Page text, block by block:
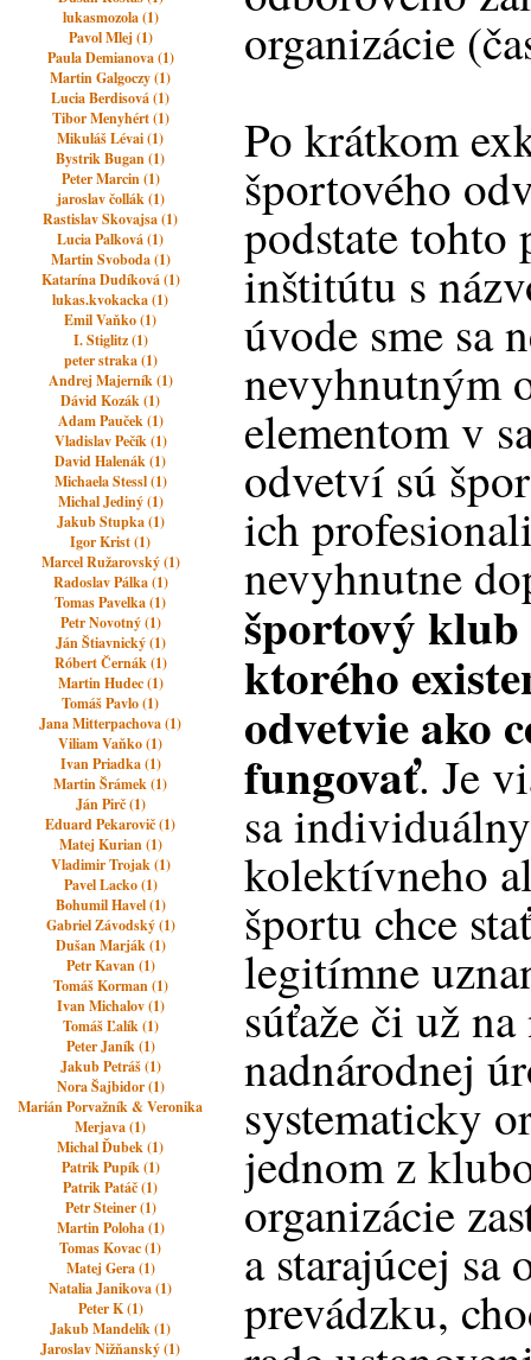
lukasmozola (1)
Pavol Mlej (1)
Paula Demianova (1)
Martin Galgoczy (1)
Lucia Berdisová (1)
Tibor Menyhért (1)
Mikuláš Lévai (1)
Bystrik Bugan (1)
Peter Marcin (1)
jaroslav čollák (1)
Rastislav Skovajsa (1)
Lucia Palková (1)
Martin Svoboda (1)
Katarína Dudíková (1)
lukas.kvokacka (1)
Emil Vaňko (1)
I. Stiglitz (1)
peter straka (1)
Andrej Majerník (1)
Dávid Kozák (1)
Adam Pauček (1)
Vladislav Pečík (1)
David Halenák (1)
Michaela Stessl (1)
Michal Jediný (1)
Jakub Stupka (1)
Igor Krist (1)
Marcel Ružarovský (1)
Radoslav Pálka (1)
Tomas Pavelka (1)
Petr Novotný (1)
Ján Štiavnický (1)
Róbert Černák (1)
Martin Hudec (1)
Tomáš Pavlo (1)
Jana Mitterpachova (1)
Viliam Vaňko (1)
Ivan Priadka (1)
Martin Šrámek (1)
Ján Pirč (1)
Eduard Pekarovič (1)
Matej Kurian (1)
Vladimir Trojak (1)
Pavel Lacko (1)
Bohumil Havel (1)
Gabriel Závodský (1)
Dušan Marják (1)
Petr Kavan (1)
Tomáš Korman (1)
Ivan Michalov (1)
Tomáš Ľalík (1)
Peter Janík (1)
Jakub Petráš (1)
Nora Šajbidor (1)
Marián Porvažník & Veronika
Merjava (1)
Michal Ďubek (1)
Patrik Pupík (1)
Patrik Patáč (1)
Petr Steiner (1)
Martin Poloha (1)
Tomas Kovac (1)
Matej Gera (1)
Natalia Janikova (1)
Peter K (1)
Jakub Mandelík (1)
Jaroslav Nižňanský (1)
organizácie
Po krátkom
športového
podstate
inštitútu s
úvode sme sa
nevyhnutným
elementom v
odvetví sú
ich
nevyhnutne
športový klub
ktorého
odvetvie ako
fungovať. Je
sa
kolektívneho
športu chce
legitímne
súťaže či už
nadnárodnej
systematicky
jednom z
organizácie
a starajúcej sa
prevádzku,